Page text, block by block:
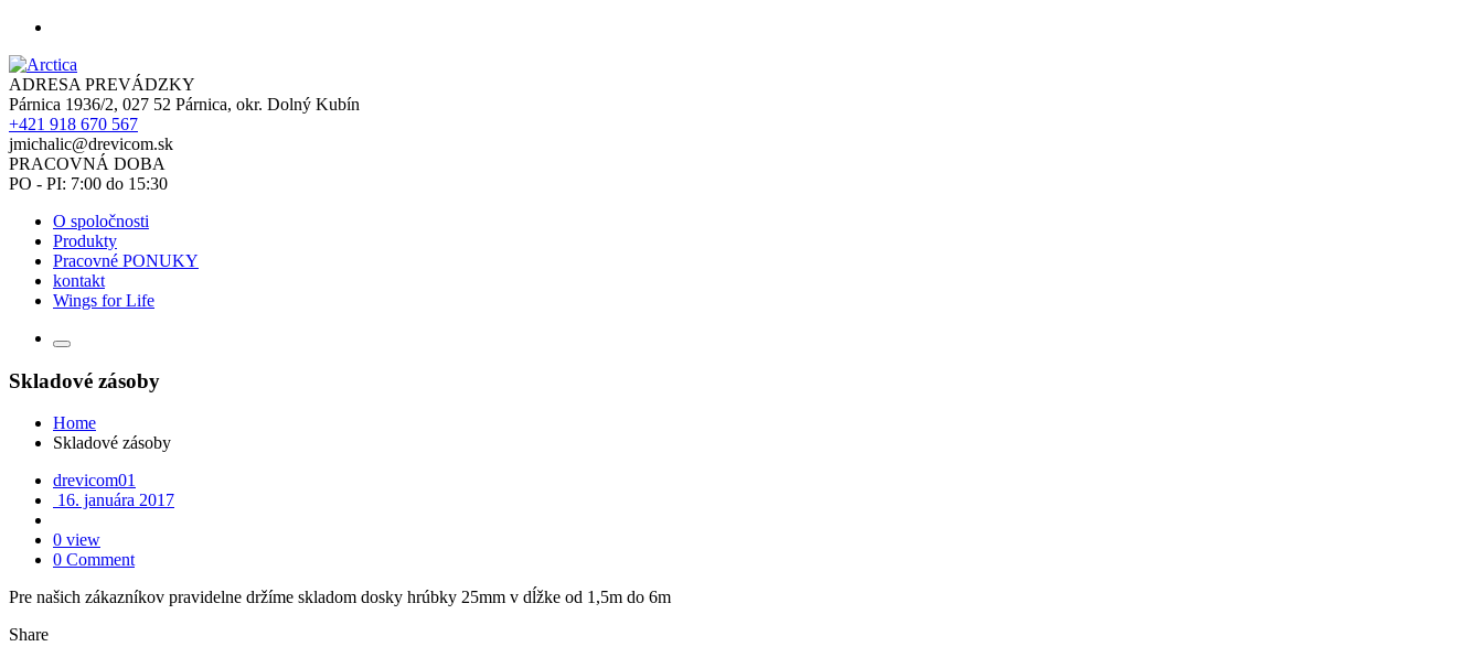
ADRESA PREVÁDZKY
Párnica 1936/2, 027 52 Párnica, okr. Dolný Kubín
+421 918 670 567
jmichalic@drevicom.sk
PRACOVNÁ DOBA
PO - PI: 7:00 do 15:30
O spoločnosti
Produkty
Pracovné PONUKY
kontakt
Wings for Life
Skladové zásoby
Home
Skladové zásoby
drevicom01
16. januára 2017
0 view
0 Comment
Pre našich zákazníkov pravidelne držíme skladom dosky hrúbky 25mm v dĺžke od 1,5m do 6m
Share